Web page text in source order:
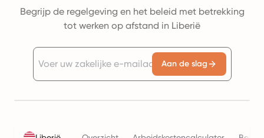
Begrijp de regelgeving en het beleid met betrekking
tot werken op afstand in Liberië
Aan de slag